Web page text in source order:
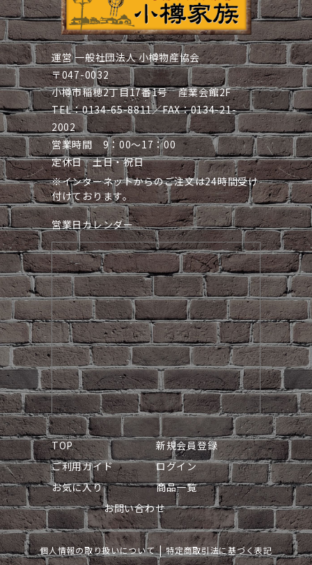
運営 一般社団法人 小樽物産協会
〒047-0032
小樽市稲穂2丁目17番1号 産業会館2F
TEL：0134-65-8811／FAX：0134-21-
2002
営業時間 9：00～17：00
定休日 土日・祝日
※インターネットからのご注文は24時間受け
付けております。
営業日カレンダー
TOP
新規会員登録
ご利用ガイド
ログイン
お気に入り
商品一覧
お問い合わせ
個人情報の取り扱いについて 特定商取引法に基づく表記